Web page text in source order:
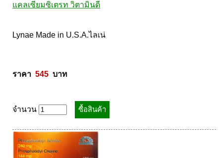
แคลเซียมซิเตรท วิตามินดี
Lynae Made in U.S.A.ไลเน่
ราคา 545
  บาท
จำนวน